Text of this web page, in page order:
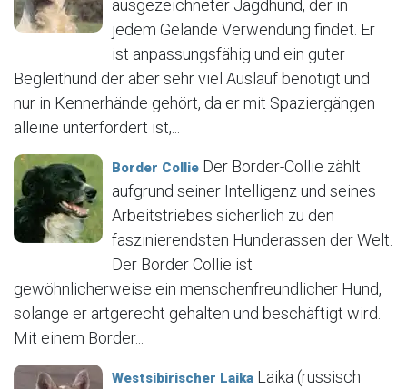
ausgezeichneter Jagdhund, der in
jedem Gelände Verwendung findet. Er
ist anpassungsfähig und ein guter
Begleithund der aber sehr viel Auslauf benötigt und
nur in Kennerhände gehört, da er mit Spaziergängen
alleine unterfordert ist,...
Border Collie Der Border-Collie zählt
aufgrund seiner Intelligenz und seines
Arbeitstriebes sicherlich zu den
faszinierendsten Hunderassen der Welt.
Der Border Collie ist
gewöhnlicherweise ein menschenfreundlicher Hund,
solange er artgerecht gehalten und beschäftigt wird.
Mit einem Border...
Westsibirischer Laika Laika (russisch